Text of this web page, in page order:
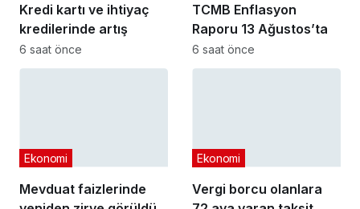
Kredi kartı ve ihtiyaç
kredilerinde artış
6 saat önce
TCMB Enflasyon
Raporu 13 Ağustos’ta
6 saat önce
Mevduat faizlerinde
Ekonomi
Vergi borcu olanlara
Ekonomi